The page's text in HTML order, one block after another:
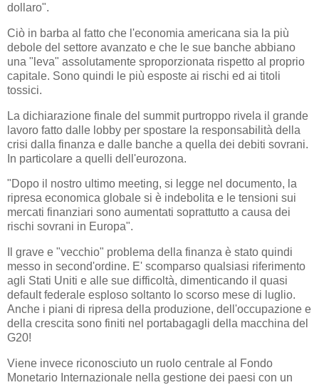
dollaro".
Ciò in barba al fatto che l'economia americana sia la più
debole del settore avanzato e che le sue banche abbiano
una "leva" assolutamente sproporzionata rispetto al proprio
capitale. Sono quindi le più esposte ai rischi ed ai titoli
tossici.
La dichiarazione finale del summit purtroppo rivela il grande
lavoro fatto dalle lobby per spostare la responsabilità della
crisi dalla finanza e dalle banche a quella dei debiti sovrani.
In particolare a quelli dell'eurozona.
"Dopo il nostro ultimo meeting, si legge nel documento, la
ripresa economica globale si è indebolita e le tensioni sui
mercati finanziari sono aumentati soprattutto a causa dei
rischi sovrani in Europa".
Il grave e "vecchio" problema della finanza è stato quindi
messo in second'ordine. E' scomparso qualsiasi riferimento
agli Stati Uniti e alle sue difficoltà, dimenticando il quasi
default federale esploso soltanto lo scorso mese di luglio.
Anche i piani di ripresa della produzione, dell'occupazione e
della crescita sono finiti nel portabagagli della macchina del
G20!
Viene invece riconosciuto un ruolo centrale al Fondo
Monetario Internazionale nella gestione dei paesi con un